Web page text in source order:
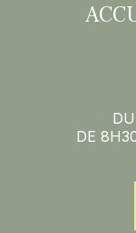
DE